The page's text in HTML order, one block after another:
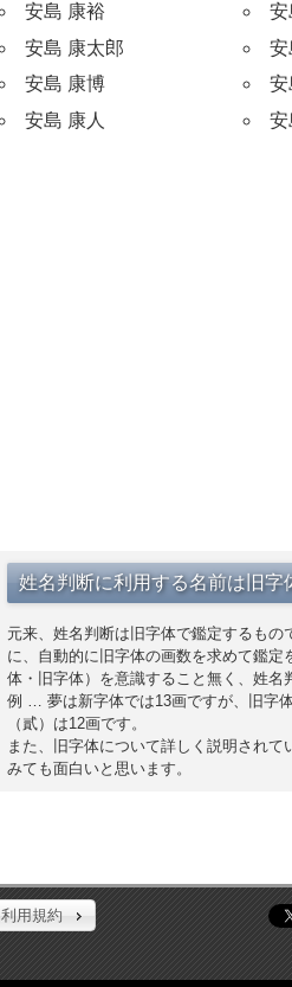
安島 康裕
安島 康太郎
安島 康博
安島 康人
安
安
安
安
姓名判断に利用する名前は旧字
元来、姓名判断は旧字体で鑑定するも
に、自動的に旧字体の画数を求めて鑑
体・旧字体）を意識すること無く、姓名
例 … 夢は新字体では13画ですが、旧字
（貳）は12画です。
また、旧字体について詳しく説明され
みても面白いと思います。
利用規約